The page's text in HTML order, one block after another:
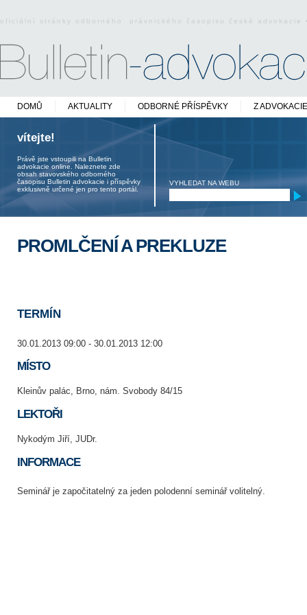
oficiální stránky odborného právnického časopisu české
DOMŮ AKTUALITY ODBORNÉ PŘÍSPĚVKY Z ADVOKACIE
vítejte!
Právě jste vstoupili na Bulletin
advokacie online. Naleznete zde
obsah stavovského odborného
časopisu Bulletin advokacie i příspěvky
exklusivně určené jen pro tento portál.
VYHLEDAT NA WEBU
PROMLČENÍ A PREKLUZE
TERMÍN
30.01.2013 09:00 - 30.01.2013 12:00
MÍSTO
Kleinův palác, Brno, nám. Svobody 84/15
LEKTOŘI
Nykodým Jiří, JUDr.
INFORMACE
Seminář je započitatelný za jeden polodenní seminář volitelný.